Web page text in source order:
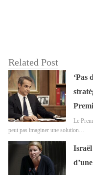
Related Post
‘Pas
Le
peut pas imaginer une solution…